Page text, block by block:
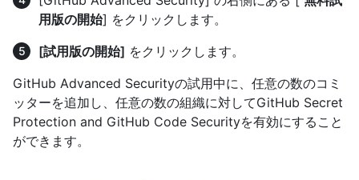
用版の開始] をクリックします。
[試用版の開始] をクリックします。
GitHub Advanced Securityの試用中に、任意の数のコミ
ッターを追加し、任意の数の組織に対してGitHub Secret
Protection and GitHub Code Securityを有効にすること
ができます。